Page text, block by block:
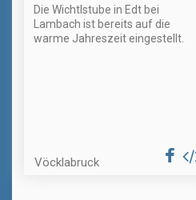
Die Wichtlstube in Edt bei
Lambach ist bereits auf die
warme Jahreszeit eingestellt.
Vöcklabruck